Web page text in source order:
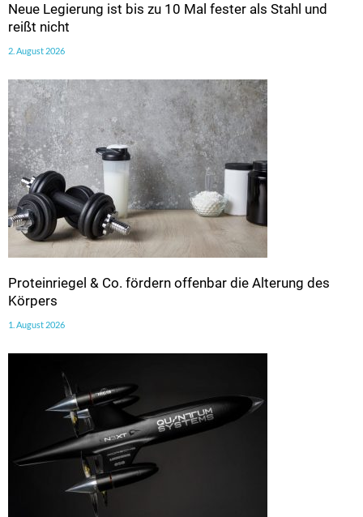
Neue Legierung ist bis zu 10 Mal fester als Stahl und
reißt nicht
2. August 2026
Proteinriegel & Co. fördern offenbar die Alterung des
Körpers
1. August 2026